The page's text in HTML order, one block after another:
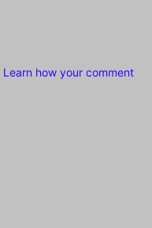
Learn how your comment